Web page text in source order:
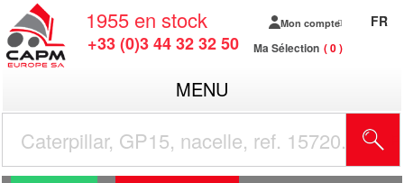
1955 en stock
+33 (0)3 44 32 32 50
Mon compte
Ma Sélection 0
FR
MENU